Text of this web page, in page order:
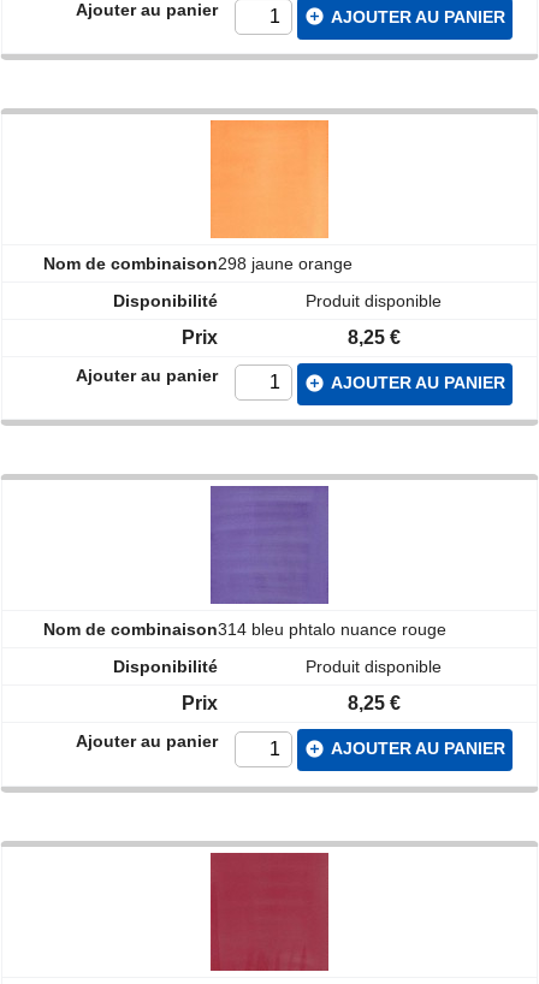
add_circle AJOUTER AU PANIER
298 jaune orange
Produit disponible
8,25 €
add_circle AJOUTER AU PANIER
314 bleu phtalo nuance rouge
Produit disponible
8,25 €
add_circle AJOUTER AU PANIER